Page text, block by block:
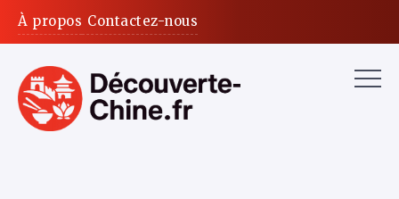
À propos Contactez-nous